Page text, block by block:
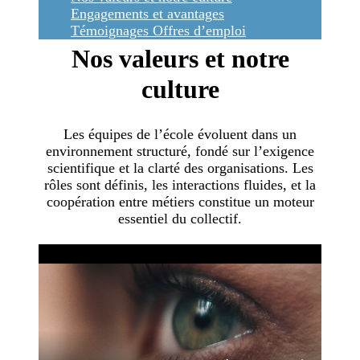
Engagements et avantages
Témoignages Offres d’emploi
Nos valeurs et notre
culture
Les équipes de l’école évoluent dans un
environnement structuré, fondé sur l’exigence
scientifique et la clarté des organisations. Les
rôles sont définis, les interactions fluides, et la
coopération entre métiers constitue un moteur
essentiel du collectif.